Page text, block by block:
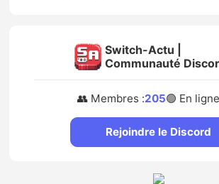
Switch-Actu |
Communauté
👥 Membres :205🟢 En
Rejoindre le Discord